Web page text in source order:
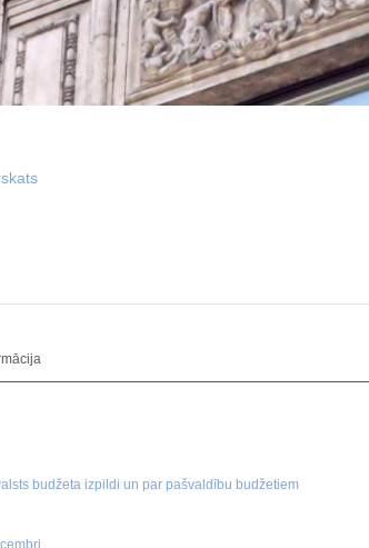
budžeta izpildi un par pašvaldību budžetiem